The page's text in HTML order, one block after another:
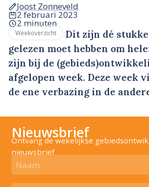
Joost Zonneveld
2 februari 2023
2 minuten
Weekoverzicht
Dit zijn dé
gelezen moet hebben om
zijn bij de
afgelopen week. Deze week
de ene verbazing in de
Nieuwsbrief
Ontvang de wekelijkse
nieuwsbrief